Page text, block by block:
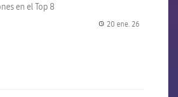
en el Top 8
20 ene. 26